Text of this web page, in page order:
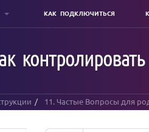
КАК ПОДКЛЮЧИТЬСЯ
11. Частые Вопросы для